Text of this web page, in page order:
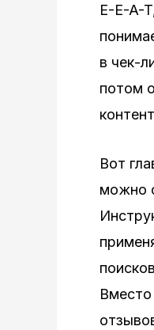
E-E-A-
в чек-
потом
Вот
можно
Вместо